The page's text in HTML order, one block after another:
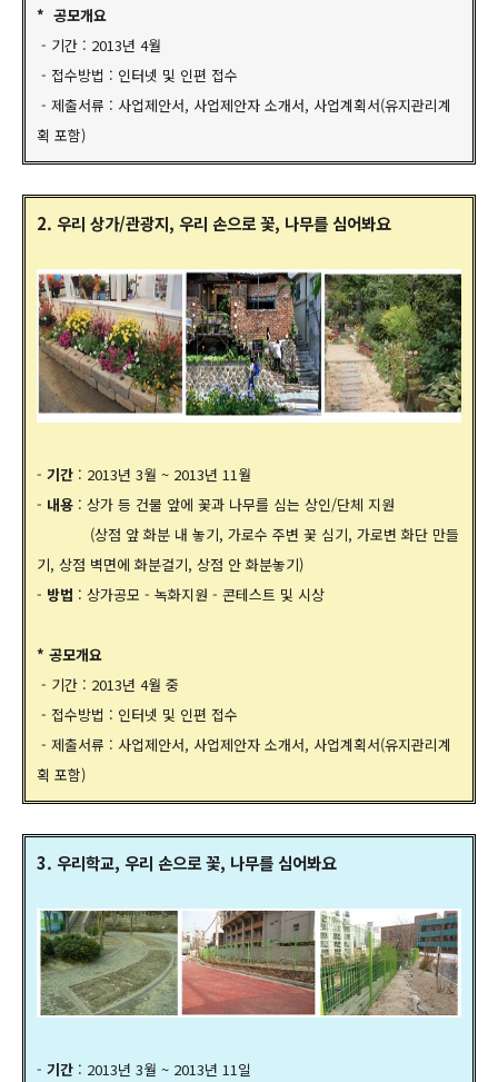
* 공모개요
- 기간 : 2013년 4월
- 접수방법 : 인터넷 및 인편 접수
- 제출서류 : 사업제안서, 사업제안자 소개서, 사업계획서(유지관리계
획 포함)
2. 우리 상가/관광지, 우리 손으로 꽃, 나무를 심어봐요
- 기간 : 2013년 3월 ~ 2013년 11월
- 내용 : 상가 등 건물 앞에 꽃과 나무를 심는 상인/단체 지원
(상점 앞 화분 내 놓기, 가로수 주변 꽃 심기, 가로변 화단 만들
기, 상점 벽면에 화분걸기, 상점 안 화분놓기)
- 방법 : 상가공모 - 녹화지원 - 콘테스트 및 시상
* 공모개요
- 기간 : 2013년 4월 중
- 접수방법 : 인터넷 및 인편 접수
- 제출서류 : 사업제안서, 사업제안자 소개서, 사업계획서(유지관리계
획 포함)
3. 우리학교, 우리 손으로 꽃, 나무를 심어봐요
- 기간 : 2013년 3월 ~ 2013년 11일